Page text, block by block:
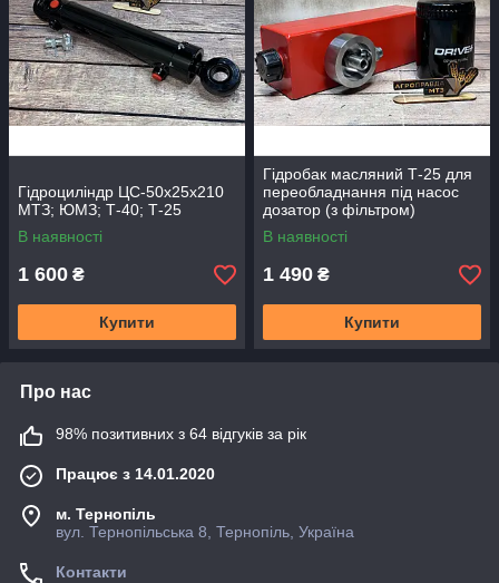
Гідроциліндр ЦС-50х25х210
МТЗ; ЮМЗ; Т-40; Т-25
В наявності
1 600 ₴
Купити
Гідробак масляний Т-25 для
переобладнання під насос
дозатор (з фільтром)
В наявності
1 490 ₴
Купити
Про нас
98% позитивних з 64 відгуків за рік
Працює з 14.01.2020
м. Тернопіль
вул. Тернопільська 8, Тернопіль, Україна
Контакти